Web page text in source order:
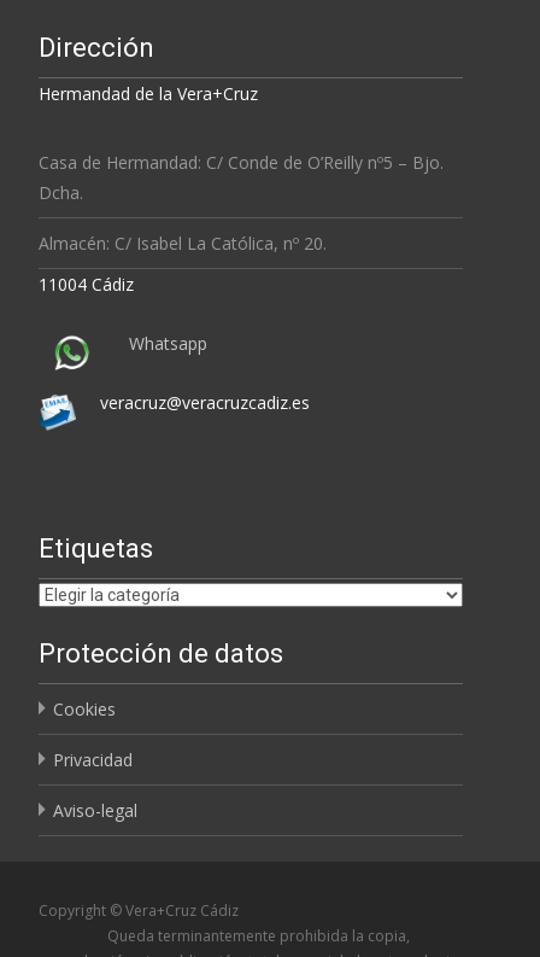
Dirección
Hermandad de la Vera+Cruz
Casa de Hermandad: C/ Conde de O’Reilly nº5 – Bjo.
Dcha.
Almacén: C/ Isabel La Católica, nº 20.
11004 Cádiz
Whatsapp
veracruz@veracruzcadiz.es
Etiquetas
Etiquetas
Protección de datos
Cookies
Privacidad
Aviso-legal
Copyright © Vera+Cruz Cádiz
Queda terminantemente prohibida la copia,